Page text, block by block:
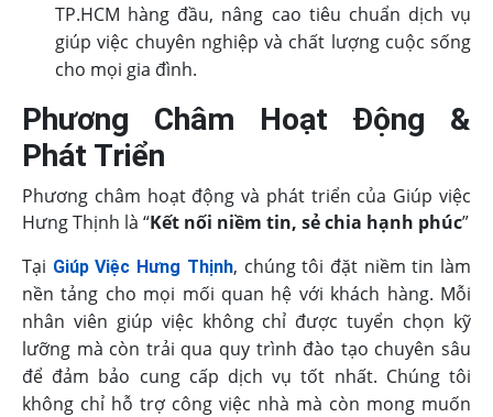
TP.HCM hàng đầu, nâng cao tiêu chuẩn dịch vụ
giúp việc chuyên nghiệp và chất lượng cuộc sống
cho mọi gia đình.
Phương Châm Hoạt Động &
Phát Triển
Phương châm hoạt động và phát triển của Giúp việc
Hưng Thịnh là “Kết nối niềm tin, sẻ chia hạnh phúc”
Tại Giúp Việc Hưng Thịnh, chúng tôi đặt niềm tin làm
nền tảng cho mọi mối quan hệ với khách hàng. Mỗi
nhân viên giúp việc không chỉ được tuyển chọn kỹ
lưỡng mà còn trải qua quy trình đào tạo chuyên sâu
để đảm bảo cung cấp dịch vụ tốt nhất. Chúng tôi
không chỉ hỗ trợ công việc nhà mà còn mong muốn